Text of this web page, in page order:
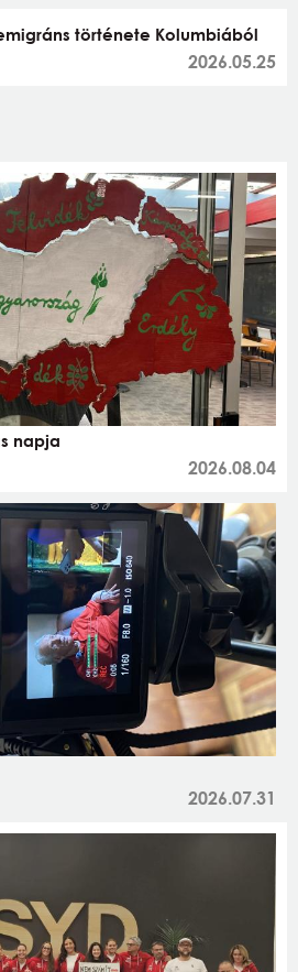
története Kolumbiából
2026.05.25
napja
2026.08.04
2026.07.31